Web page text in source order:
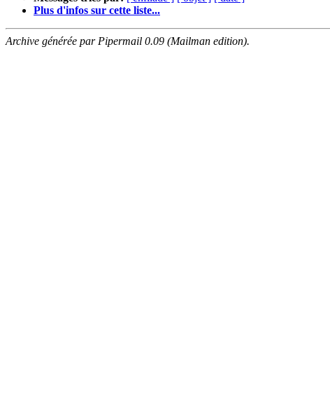
Plus d'infos sur cette liste...
Archive générée par Pipermail 0.09 (Mailman edition).